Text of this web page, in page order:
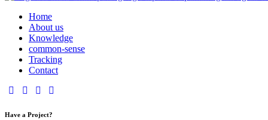
Home
About us
Knowledge
common-sense
Tracking
Contact
Have a Project?